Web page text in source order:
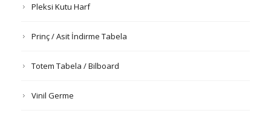
Pleksi Kutu Harf
Prinç / Asit İndirme Tabela
Totem Tabela / Bilboard
Vinil Germe